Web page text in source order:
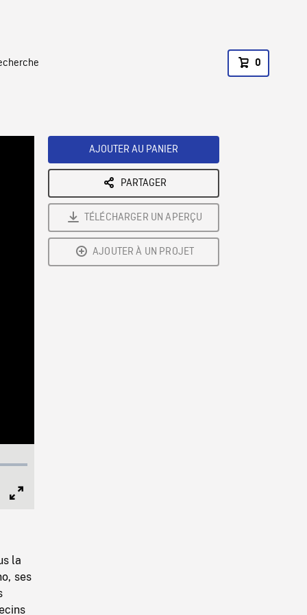
0
la
ses
AJOUTER AU PANIER
PARTAGER
TÉLÉCHARGER UN APERÇU
AJOUTER À UN PROJET